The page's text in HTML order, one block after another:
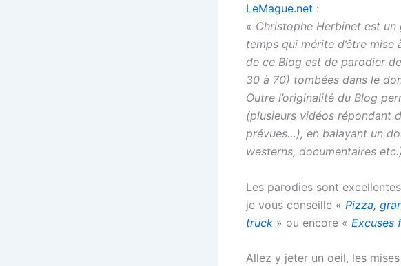
LeMague.net :
« Christophe Herbinet est un
temps qui mérite d’être mise
de ce Blog est de parodier
30 à 70) tombées dans le
Outre l’originalité du Blog
(plusieurs vidéos répondant
prévues…), en balayant un
westerns, documentaires
Les parodies sont
je vous conseille « Pizza,
truck » ou encore « Excuses
Allez y jeter un oeil, les